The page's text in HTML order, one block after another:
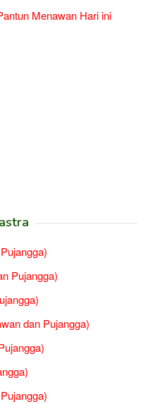
Menawan Hari ini
Pujangga)
dan Pujangga)